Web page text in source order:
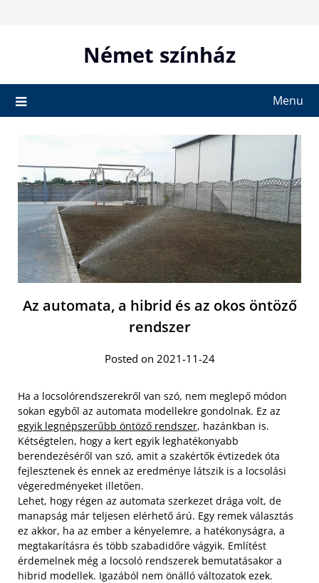
Német színház
Menu
Az automata, a hibrid és az okos öntöző
rendszer
Posted on 2021-11-24
Ha a locsolórendszerekről van szó, nem meglepő módon
sokan egyből az automata modellekre gondolnak. Ez az
egyik legnépszerűbb öntöző rendszer, hazánkban is.
Kétségtelen, hogy a kert egyik leghatékonyabb
berendezéséről van szó, amit a szakértők évtizedek óta
fejlesztenek és ennek az eredménye látszik is a locsolási
végeredményeket illetően.
Lehet, hogy régen az automata szerkezet drága volt, de
manapság már teljesen elérhető árú. Egy remek választás
ez akkor, ha az ember a kényelemre, a hatékonyságra, a
megtakarításra és több szabadidőre vágyik. Említést
érdemelnek még a locsoló rendszerek bemutatásakor a
hibrid modellek. Igazából nem önálló változatok ezek.